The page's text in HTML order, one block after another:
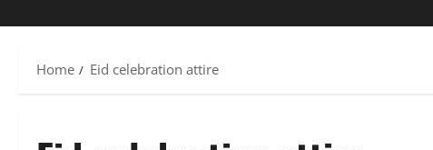
Home Eid celebration attire